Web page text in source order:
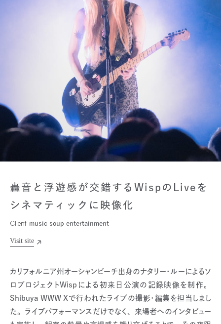
轟音と浮遊感が交錯するWispのLiveを
シネマティックに映像化
Client music soup entertainment
カリフォルニア州オーシャンビーチ出身のナタリー・ルーによるソ
ロプロジェクトWispによる初来日公演の記録映像を制作。
Shibuya WWW Xで行われたライブの撮影・編集を担当しまし
た。ライブパフォーマンスだけでなく、来場者へのインタビュー